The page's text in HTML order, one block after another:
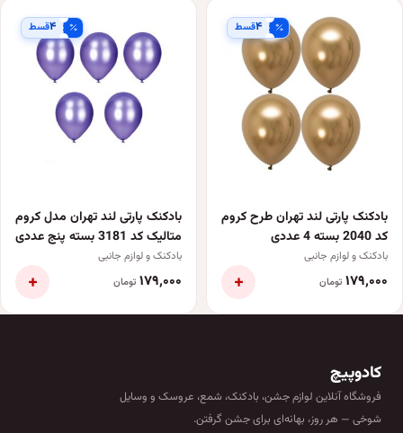
۴قسط
بادکنک پارتی لند تهران طرح کروم
کد 2040 بسته 4 عددی
بادکنک و لوازم جانبی
۱۷۹٬۰۰۰ تومان +
۴قسط
بادکنک پارتی لند تهران مدل کروم
متالیک کد 3181 بسته پنج عددی
بادکنک و لوازم جانبی
۱۷۹٬۰۰۰ تومان +
کادوپیچ
فروشگاه آنلاین لوازم جشن، بادکنک، شمع، عروسک و وسایل
شوخی — هر روز، بهانه‌ای برای جشن گرفتن.